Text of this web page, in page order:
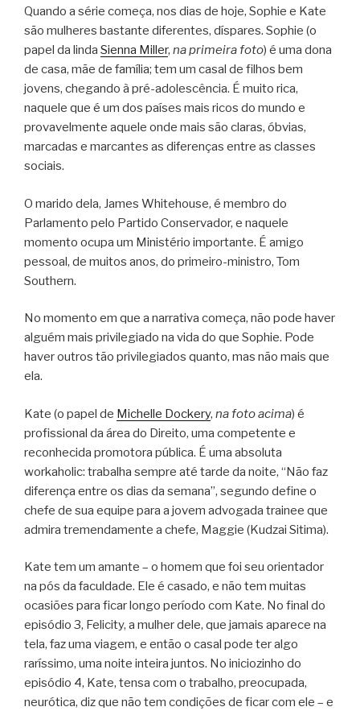
Quando a série começa, nos dias de hoje, Sophie e Kate
são mulheres bastante diferentes, díspares. Sophie (o
papel da linda Sienna Miller, na primeira foto) é uma dona
de casa, mãe de família; tem um casal de filhos bem
jovens, chegando à pré-adolescência. É muito rica,
naquele que é um dos países mais ricos do mundo e
provavelmente aquele onde mais são claras, óbvias,
marcadas e marcantes as diferenças entre as classes
sociais.
O marido dela, James Whitehouse, é membro do
Parlamento pelo Partido Conservador, e naquele
momento ocupa um Ministério importante. É amigo
pessoal, de muitos anos, do primeiro-ministro, Tom
Southern.
No momento em que a narrativa começa, não pode haver
alguém mais privilegiado na vida do que Sophie. Pode
haver outros tão privilegiados quanto, mas não mais que
ela.
Kate (o papel de Michelle Dockery, na foto acima) é
profissional da área do Direito, uma competente e
reconhecida promotora pública. É uma absoluta
workaholic: trabalha sempre até tarde da noite, “Não faz
diferença entre os dias da semana”, segundo define o
chefe de sua equipe para a jovem advogada trainee que
admira tremendamente a chefe, Maggie (Kudzai Sitima).
Kate tem um amante – o homem que foi seu orientador
na pós da faculdade. Ele é casado, e não tem muitas
ocasiões para ficar longo período com Kate. No final do
episódio 3, Felicity, a mulher dele, que jamais aparece na
tela, faz uma viagem, e então o casal pode ter algo
raríssimo, uma noite inteira juntos. No iniciozinho do
episódio 4, Kate, tensa com o trabalho, preocupada,
neurótica, diz que não tem condições de ficar com ele – e